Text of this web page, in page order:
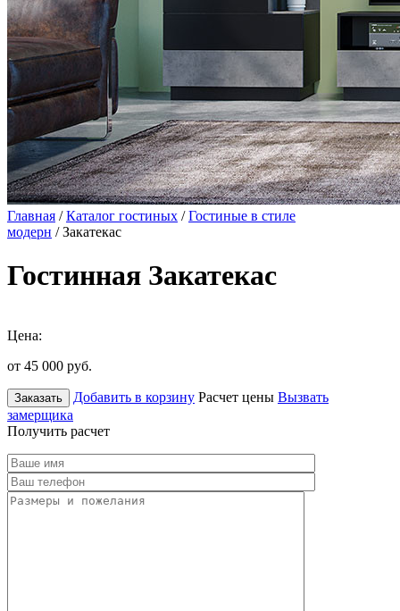
Главная /Каталог гостиных /Гостиные в стиле
модерн / Закатекас
Гостинная Закатекас
Цена:
от 45 000 руб.
Заказать Добавить в корзину Расчет цены Вызвать
замерщика
Получить расчет